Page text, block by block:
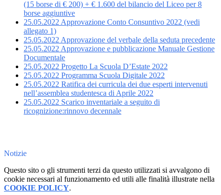
(15 borse di € 200) + € 1.600 del bilancio del Liceo per 8
borse aggiuntive
25.05.2022 Approvazione Conto Consuntivo 2022 (vedi
allegato 1)
25.05.2022 Approvazione del verbale della seduta precedente
25.05.2022 Approvazione e pubblicazione Manuale Gestione
Documentale
25.05.2022 Progetto La Scuola D’Estate 2022
25.05.2022 Programma Scuola Digitale 2022
25.05.2022 Ratifica dei curricula dei due esperti intervenuti
nell’assemblea studentesca di Aprile 2022
25.05.2022 Scarico inventariale a seguito di
ricognizione:rinnovo decennale
Notizie
Questo sito o gli strumenti terzi da questo utilizzati si avvalgono di
cookie necessari al funzionamento ed utili alle finalità illustrate nella
COOKIE POLICY.